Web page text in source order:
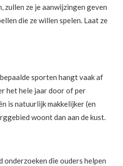
zullen ze je aanwijzingen geven
die ze willen spelen. Laat ze
sporten hangt vaak af
het hele jaar door of per
is natuurlijk makkelijker (en
woont dan aan de kust.
die ouders helpen